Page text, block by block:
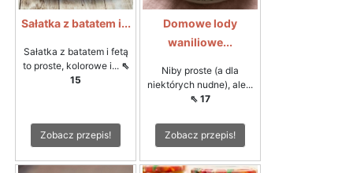
Sałatka z batatem i...
Sałatka z batatem i fetą
to proste, kolorowe i... ⇖
15
Zobacz przepis!
Domowe lody
waniliowe...
Niby proste (a dla
niektórych nudne), ale...
⇖ 17
Zobacz przepis!